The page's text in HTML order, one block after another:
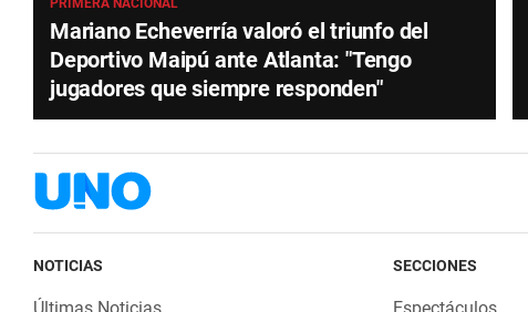
PRIMERA NACIONAL
Mariano Echeverría valoró el triunfo del
Deportivo Maipú ante Atlanta: "Tengo
jugadores que siempre responden"
NOTICIAS SECCIONES